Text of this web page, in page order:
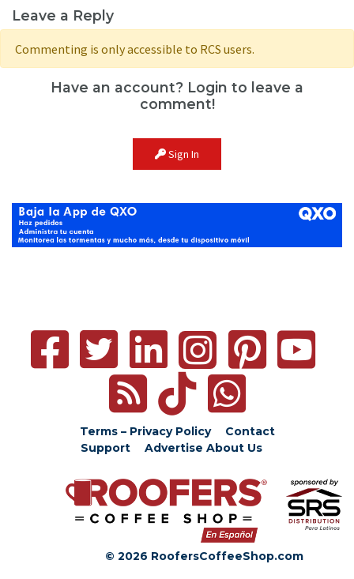
Leave a Reply
Commenting is only accessible to RCS users.
Have an account? Login to leave a
comment!
Sign In
Terms – Privacy Policy
Contact
Support
Advertise About Us
© 2026 RoofersCoffeeShop.com